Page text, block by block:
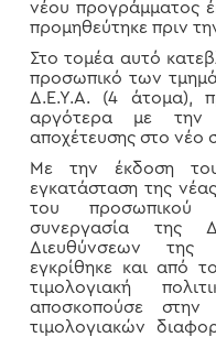
νέου προγράμματος
προμηθεύτηκε πριν
Στο τομέα αυτό
προσωπικό των
Δ.Ε.Υ.Α. (4 άτομα),
αργότερα με την
αποχέτευσης στο νέο
Με την έκδοση
εγκατάσταση της
του προσωπικού
συνεργασία της
Διευθύνσεων της
εγκρίθηκε και από
τιμολογιακή
αποσκοπούσε στην
τιμολογιακών